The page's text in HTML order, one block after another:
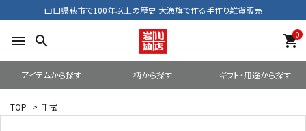
山口県萩市で100年以上の歴史 大漁旗で作る手作り雑貨販売
menu search 0
shopping_cart
アイテムから探す 柄から探す ギフト・用途から探す
TOP > 手拭